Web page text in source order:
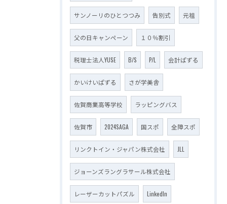
サンノーリのひとつつみ 告別式 元祖
父の日キャンペーン １０％割引
税理士法人YUSE B/S P/L 会計ぱずる
かいけいぱずる さが学美舎
佐賀商業高等学校 ラッピングバス
佐賀市 2024SAGA 国スポ 全障スポ
リンクトイン・ジャパン株式会社 JLL
ジョーンズラングラサール株式会社
レーザーカットパズル LinkedIn